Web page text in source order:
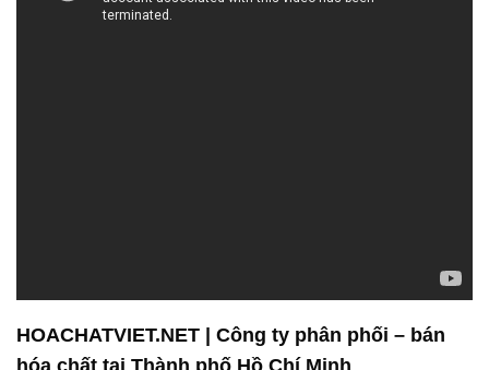
HOACHATVIET.NET | Công ty phân phối – bán
hóa chất tại Thành phố Hồ Chí Minh